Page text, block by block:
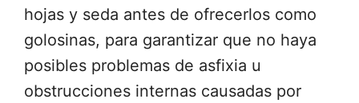
hojas y seda antes de ofrecerlos como
golosinas, para garantizar que no haya
posibles problemas de asfixia u
obstrucciones internas causadas por